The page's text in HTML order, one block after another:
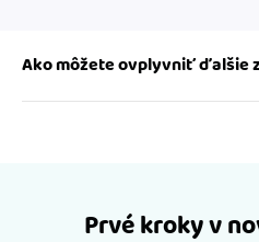
Ako môžete ovplyvniť ďalšie
napísať priamo na e-mail
Prvé kroky v